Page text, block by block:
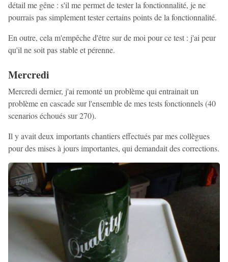
détail me gêne : s'il me permet de tester la fonctionnalité, je ne
pourrais pas simplement tester certains points de la fonctionnalité.
En outre, cela m'empêche d'être sur de moi pour ce test : j'ai peur
qu'il ne soit pas stable et pérenne.
Mercredi
Mercredi dernier, j'ai remonté un problème qui entrainait un
problème en cascade sur l'ensemble de mes tests fonctionnels (40
scenarios échoués sur 270).
Il y avait deux importants chantiers effectués par mes collègues
pour des mises à jours importantes, qui demandait des corrections.